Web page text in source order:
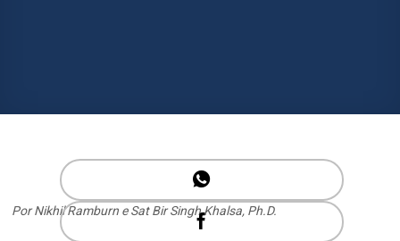
Por Nikhil Ramburn e Sat Bir Singh Khalsa, Ph.D.